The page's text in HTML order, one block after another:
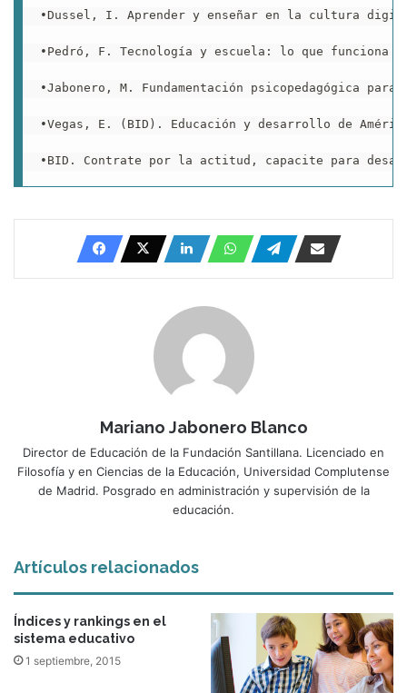
•Dussel, I. Aprender y enseñar en la cultura
•Pedró, F. Tecnología y escuela: lo que funciona
•Jabonero, M. Fundamentación psicopedagógica
•Vegas, E. (BID). Educación y desarrollo de
•BID. Contrate por la actitud, capacite para
Mariano Jabonero Blanco
Director de Educación de la Fundación Santillana. Licenciado en
Filosofía y en Ciencias de la Educación, Universidad Complutense
de Madrid. Posgrado en administración y supervisión de la
educación.
Artículos relacionados
Índices y rankings en el
sistema educativo
1 septiembre, 2015